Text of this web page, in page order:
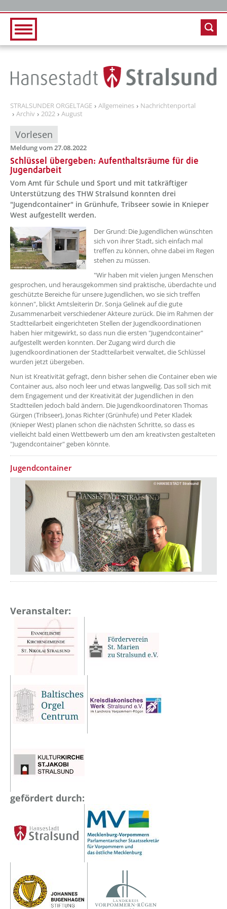
STRALSUNDER ORGELTAGE Allgemeines
Nachrichtenportal
Archiv
2022 August
Vorlesen
Meldung vom 27.08.2022
Schlüssel übergeben: Aufenthaltsräume für die
Jugendarbeit
Vom Amt für Schule und Sport und mit tatkräftiger
Unterstützung des THW Stralsund konnten drei
"Jugendcontainer" in Grünhufe, Tribseer sowie in Knieper
West aufgestellt werden.
??? absaetzeOben[1]/titel ???
Der Grund: Die Jugendlichen wünschten
sich von ihrer Stadt, sich einfach mal
treffen zu können, ohne dabei im Regen
stehen zu müssen.
"Wir haben mit vielen jungen Menschen
gesprochen, und herausgekommen sind praktische, überdachte und
geschützte Bereiche für unsere Jugendlichen, wo sie sich treffen
können", blickt Amtsleiterin Dr. Sonja Gelinek auf die gute
Zusammenarbeit verschiedener Akteure zurück. Die im Rahmen der
Stadtteilarbeit eingerichteten Stellen der Jugendkoordinationen
haben hier mitgewirkt, so dass nun die ersten "Jugendcontainer"
aufgestellt werden konnten. Der Zugang wird durch die
Jugendkoordinationen der Stadtteilarbeit verwaltet, die Schlüssel
wurden jetzt übergeben.
Nun ist Kreativität gefragt, denn bisher sehen die Container eben wie
Container aus, also noch leer und etwas langweilig. Das soll sich mit
dem Engagement und der Kreativität der Jugendlichen in den
Stadtteilen jedoch bald ändern. Die Jugendkoordinatoren Thomas
Gürgen (Tribseer), Jonas Richter (Grünhufe) und Peter Kladek
(Knieper West) planen schon die nächsten Schritte, so dass es
vielleicht bald einen Wettbewerb um den am kreativsten gestalteten
"Jugendcontainer" geben könnte.
Jugendcontainer
Veranstalter:
gefördert durch: